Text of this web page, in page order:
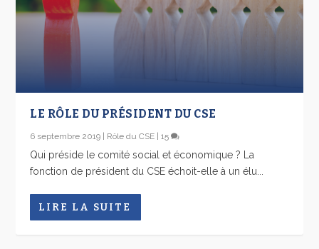
LE RÔLE DU PRÉSIDENT DU CSE
6 septembre 2019 Rôle du CSE |15
Qui préside le comité social et économique ? La
fonction de président du CSE échoit-elle à un élu...
LIRE LA SUITE